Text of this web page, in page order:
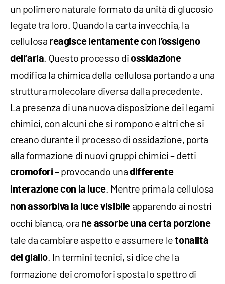
un polimero naturale formato da unità di glucosio
legate tra loro. Quando la carta invecchia, la
cellulosa reagisce lentamente con l’ossigeno
dell’aria. Questo processo diossidazione
modifica la chimica della cellulosa portando a una
struttura molecolare diversa dalla precedente.
La presenza di una nuova disposizione dei legami
chimici, con alcuni che si rompono e altri che si
creano durante il processo di ossidazione, porta
alla formazione di nuovi gruppi chimici – detti
cromofori – provocando unadifferente
interazione con la luce. Mentre prima la cellulosa
non assorbiva la luce visibile apparendo ai nostri
occhi bianca, ora ne assorbe una certa porzione
tale da cambiare aspetto e assumere letonalità
del giallo. In termini tecnici, si dice che la
formazione dei cromofori sposta lo spettro di